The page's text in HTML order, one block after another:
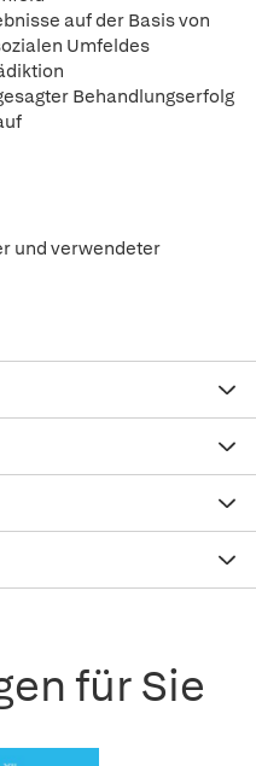
auf der Basis von
Umfeldes
Behandlungserfolg
und verwendeter
für Sie